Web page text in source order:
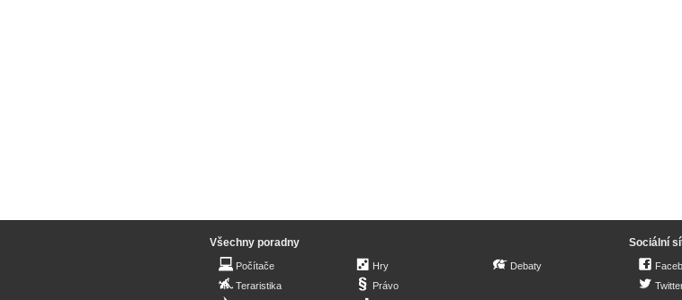
Všechny poradny
Počítače
Teraristika
Hry
Právo
Debaty
Sociální